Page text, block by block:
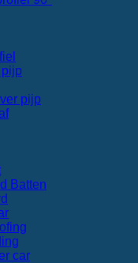
pijp
pijp
Batten
car